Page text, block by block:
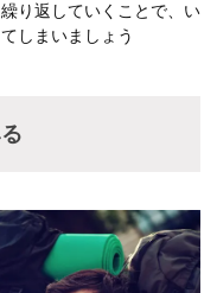
り返していくことで、い
しまいましょう